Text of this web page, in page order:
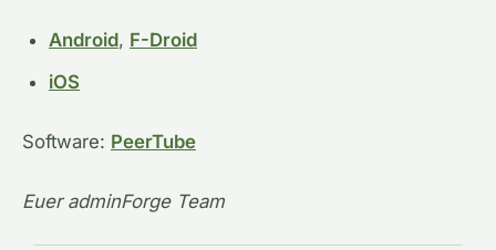
Android, F-Droid
iOS
Software: PeerTube
Euer adminForge Team